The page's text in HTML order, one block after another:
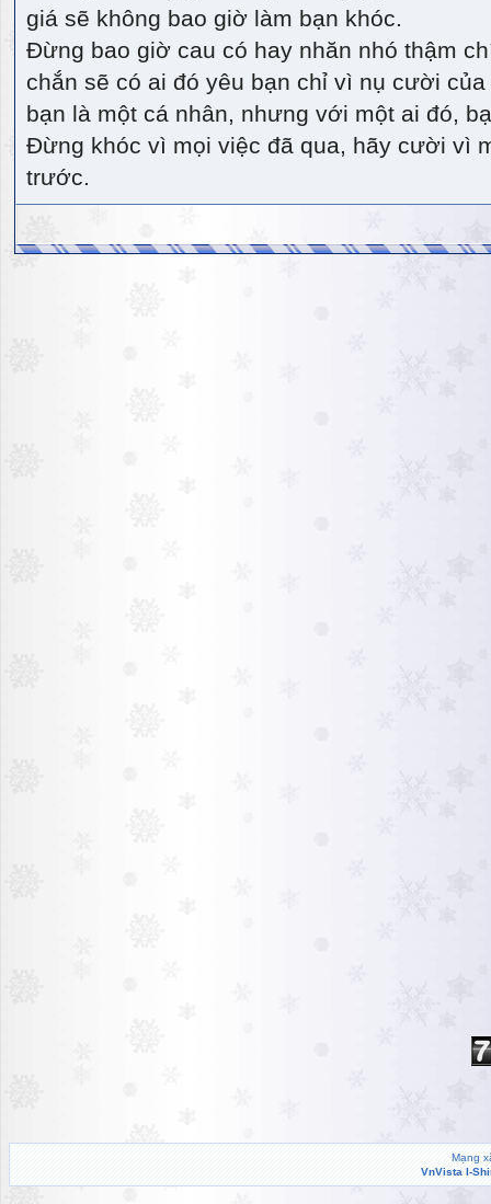
giá sẽ không bao giờ làm bạn khóc.
Đừng bao giờ cau có hay nhăn nhó thậm
chắn sẽ có ai đó yêu bạn chỉ vì nụ cười
bạn là một cá nhân, nhưng với một ai đó,
Đừng khóc vì mọi việc đã qua, hãy cười vì
trước.
Mạng
VnVista I-